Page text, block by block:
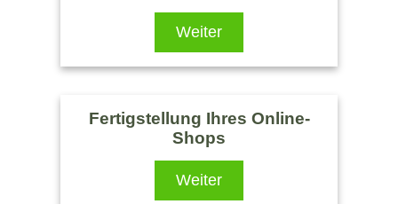
Weiter
Fertigstellung Ihres Online-
Shops
Weiter